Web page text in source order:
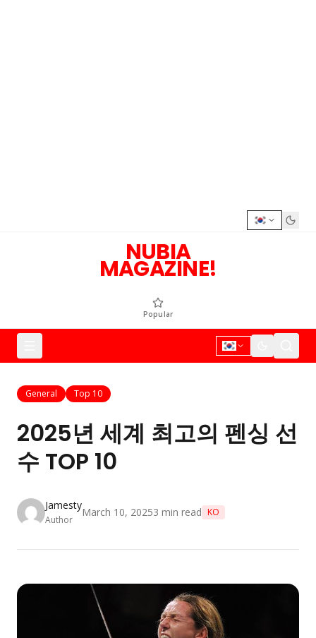
NUBIA
MAGAZINE!
Popular
General Top 10
2025년 세계 최고의 펜싱 선
수 TOP 10
Jamesty
Author
March 10, 20253 min read KO